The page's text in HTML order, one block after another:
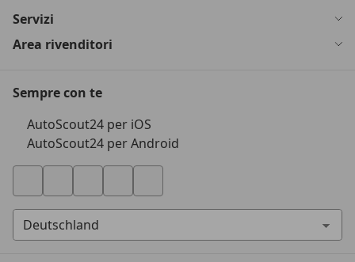
Servizi
Area rivenditori
Sempre con te
AutoScout24 per iOS
AutoScout24 per Android